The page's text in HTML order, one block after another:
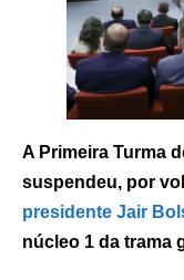
A Primeira Turma
suspendeu, por
presidente Jair
núcleo 1 da trama